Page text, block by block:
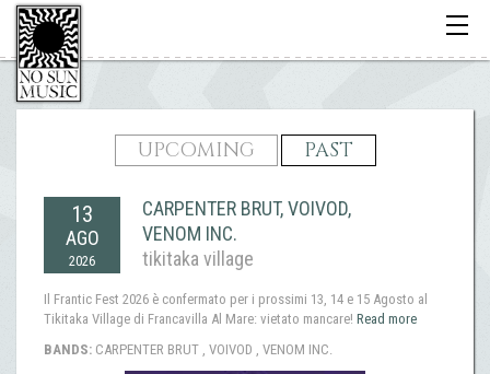
Toggle
UPCOMING PAST
13
AGO
2026
CARPENTER BRUT, VOIVOD,
VENOM INC.
tikitaka village
Il Frantic Fest 2026 è confermato per i prossimi 13, 14 e 15 Agosto al
Tikitaka Village di Francavilla Al Mare: vietato mancare! Read more
BANDS: CARPENTER BRUT , VOIVOD , VENOM INC.